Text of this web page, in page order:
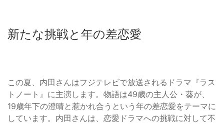
新たな挑戦と年の差恋愛
この夏、内田さんはフジテレビで放送されるドラマ『ラス
トノート』に主演します。物語は49歳の主人公・葵が、
19歳年下の澄晴と惹かれ合うという年の差恋愛をテーマに
しています。内田さんは、恋愛ドラマへの挑戦に対して不